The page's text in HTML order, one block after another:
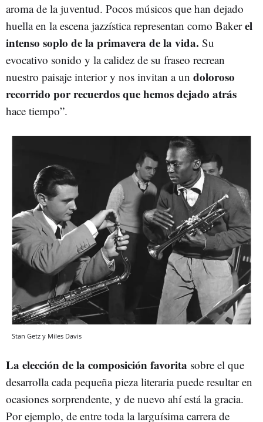
aroma de la juventud. Pocos músicos que han dejado
huella en la escena jazzística representan como Bakerel
intenso soplo de la primavera de la vida. Su
evocativo sonido y la calidez de su fraseo recrean
nuestro paisaje interior y nos invitan a un doloroso
recorrido por recuerdos que hemos dejado atrás
hace tiempo”.
Stan Getz y Miles Davis
La elección de la composición favorita sobre el que
desarrolla cada pequeña pieza literaria puede resultar en
ocasiones sorprendente, y de nuevo ahí está la gracia.
Por ejemplo, de entre toda la larguísima carrera de